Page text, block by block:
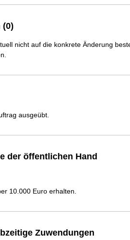
(0)
nicht auf die konkrete Änderung
ausgeübt.
der öffentlichen Hand
10.000 Euro erhalten.
Zuwendungen